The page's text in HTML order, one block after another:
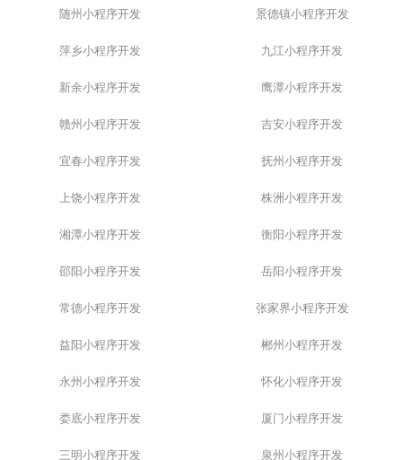
随州小程序开发 景德镇小程序开发
萍乡小程序开发 九江小程序开发
新余小程序开发 鹰潭小程序开发
赣州小程序开发 吉安小程序开发
宜春小程序开发 抚州小程序开发
上饶小程序开发 株洲小程序开发
湘潭小程序开发 衡阳小程序开发
邵阳小程序开发 岳阳小程序开发
常德小程序开发 张家界小程序开发
益阳小程序开发 郴州小程序开发
永州小程序开发 怀化小程序开发
娄底小程序开发 厦门小程序开发
三明小程序开发 泉州小程序开发